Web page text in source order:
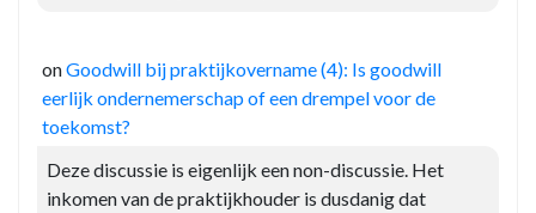
onGoodwill bij praktijkovername (4): Is goodwill
eerlijk ondernemerschap of een drempel voor de
toekomst?
Deze discussie is eigenlijk een non-discussie. Het
inkomen van de praktijkhouder is dusdanig dat